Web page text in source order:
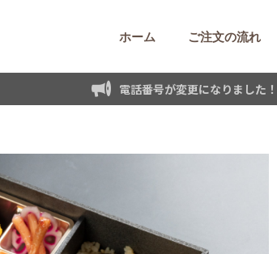
ホーム ご注文の流れ
電話番号が変更になりました！